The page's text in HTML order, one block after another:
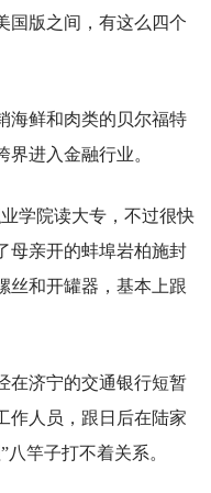
国版之间，有这么四个
海鲜和肉类的贝尔福特
进入金融行业。
学院读大专，不过很快
母亲开的蚌埠岩柏施封
丝和开罐器，基本上跟
在济宁的交通银行短暂
作人员，跟日后在陆家
竿子打不着关系。